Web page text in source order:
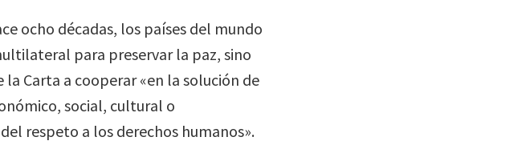
ocho décadas, los países del mundo
para preservar la paz, sino
Carta a cooperar «en la solución de
social, cultural o
respeto a los derechos humanos».